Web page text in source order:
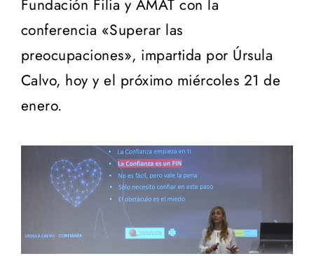
Fundación Filia y AMAT con la
conferencia «Superar las
preocupaciones», impartida por Úrsula
Calvo, hoy y el próximo miércoles 21 de
enero.